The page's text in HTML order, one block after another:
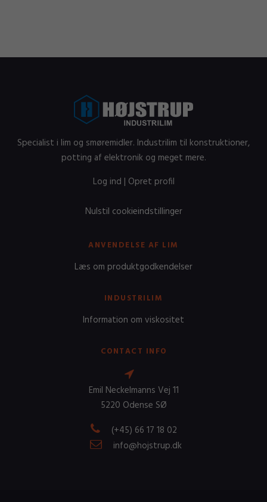
Specialist i lim og smøremidler. Industrilim til konstruktioner,
potting af elektronik og meget mere.
Log ind | Opret profil
Nulstil cookieindstillinger
ANVENDELSE AF LIM
Læs om produktgodkendelser
INDUSTRILIM
Information om viskositet
CONTACT INFO
Emil Neckelmanns Vej 11
5220 Odense SØ
(+45) 66 17 18 02
info@hojstrup.dk